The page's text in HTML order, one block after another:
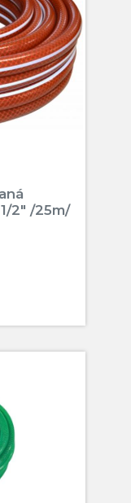
2" /25m/